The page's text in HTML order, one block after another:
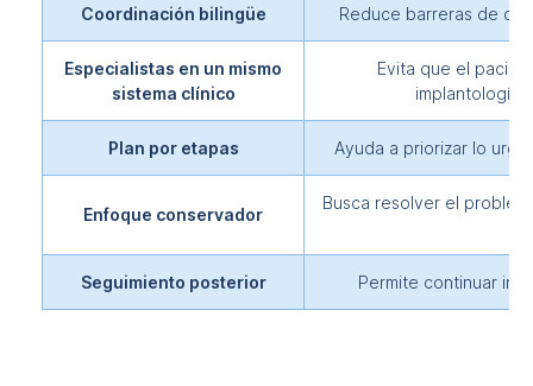
Coordinación bilingüe Reduce barreras de
Especialistas en un mismo
sistema clínico
Evita que el
Plan por etapas Ayuda a priorizar lo
Enfoque conservador
Busca resolver el
Seguimiento posterior Permite continuar